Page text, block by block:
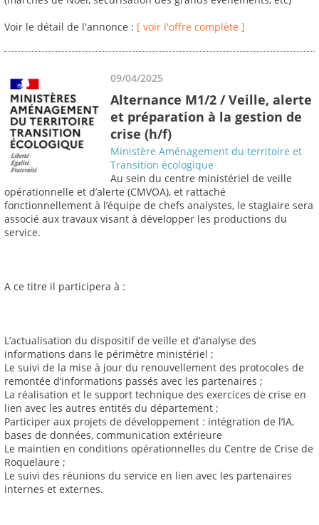
Voir le détail de l'annonce : [ voir l'offre complète ]
09/04/2025
Alternance M1/2 / Veille, alerte
et préparation à la gestion de
crise (h/f)
Ministère Aménagement du territoire et
Transition écologique
Au sein du centre ministériel de veille
opérationnelle et d’alerte (CMVOA), et rattaché
fonctionnellement à l’équipe de chefs analystes, le stagiaire sera
associé aux travaux visant à développer les productions du
service.
A ce titre il participera à :
L’actualisation du dispositif de veille et d’analyse des
informations dans le périmètre ministériel ;
Le suivi de la mise à jour du renouvellement des protocoles de
remontée d’informations passés avec les partenaires ;
La réalisation et le support technique des exercices de crise en
lien avec les autres entités du département ;
Participer aux projets de développement : intégration de l’IA,
bases de données, communication extérieure
Le maintien en conditions opérationnelles du Centre de Crise de
Roquelaure ;
Le suivi des réunions du service en lien avec les partenaires
internes et externes.